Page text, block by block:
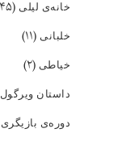
خانه‌ی لیلی (۴۵)
خلبانی (۱۱)
خیاطی (۲)
داستان ویرگول
دوره‌ی بازیگری